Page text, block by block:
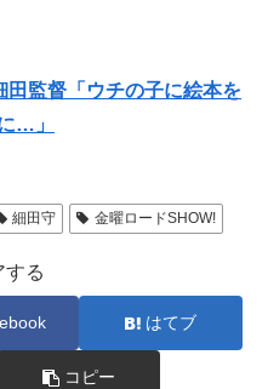
田監督「ウチの子に絵本を
…」
細田守 金曜ロードSHOW!
する
はてブ
コピー